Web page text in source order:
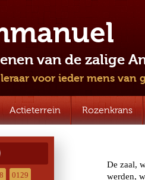
van de zalige
voor ieder mens van
Actieterrein Rozenkrans
0129